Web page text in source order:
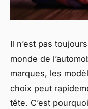
Il n’est pas
monde de
marques, les
choix peut
tête. C’est